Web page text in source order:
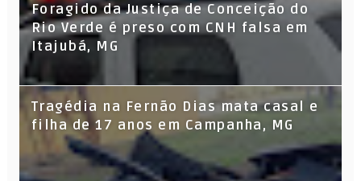
Foragido da Justiça de Conceição do
Rio Verde é preso com CNH falsa em
Itajubá, MG
Tragédia na Fernão Dias mata casal e
filha de 17 anos em Campanha, MG